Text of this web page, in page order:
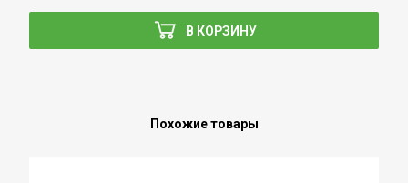
В КОРЗИНУ
Похожие товары